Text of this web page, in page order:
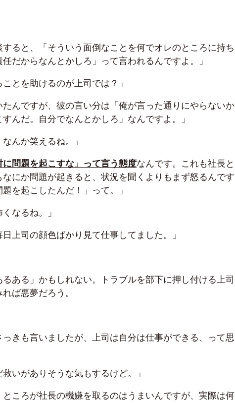
すると、「そういう面倒なことを何でオレのところに持ち
だからなんとかしろ」って言われるんですよ。」
ことを助けるのが上司では？」
たんですが、彼の言い分は「俺が言った通りにやらないか
んだ。自分でなんとかしろ」なんですよ。」
んか笑えるね。」
に問題を起こすな」って言う態度なんです。これも社長と
なにか問題が起きると、状況を聞くよりもまず怒るんです
を起こしたんだ！」って。」
なるね。」
日上司の顔色ばかり見て仕事してました。」
ある」かもしれない。トラブルを部下に押し付ける上司
ば悪夢だろう。
っきも言いましたが、上司は自分は仕事ができる、って思
救いがありそうな気もするけど。」
ところが社長の機嫌を取るのはうまいんですが、実際は何